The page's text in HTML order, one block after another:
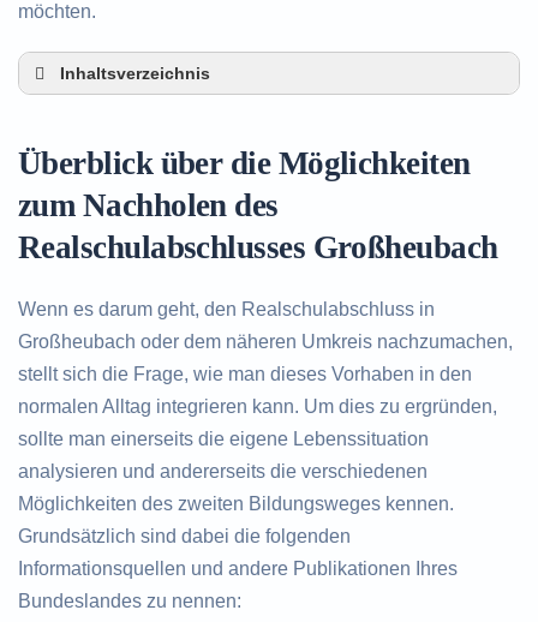
möchten.
Inhaltsverzeichnis
Alternativen zum nachträglichen Erwerb des
Realschulabschlusses in Großheubach
Nachholen des Realschulabschlusses
Überblick über die Möglichkeiten
zum Nachholen des
Realschulabschlusses Großheubach
Wenn es darum geht, den Realschulabschluss in
Großheubach oder dem näheren Umkreis nachzumachen,
stellt sich die Frage, wie man dieses Vorhaben in den
normalen Alltag integrieren kann. Um dies zu ergründen,
sollte man einerseits die eigene Lebenssituation
analysieren und andererseits die verschiedenen
Möglichkeiten des zweiten Bildungsweges kennen.
Grundsätzlich sind dabei die folgenden
Informationsquellen und andere Publikationen Ihres
Bundeslandes zu nennen: